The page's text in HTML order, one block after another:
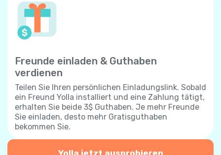
Freunde einladen & Guthaben
verdienen
Teilen Sie Ihren persönlichen Einladungslink. Sobald
ein Freund Yolla installiert und eine Zahlung tätigt,
erhalten Sie beide 3$ Guthaben. Je mehr Freunde
Sie einladen, desto mehr Gratisguthaben
bekommen Sie.
Yolla jetzt ausprobieren